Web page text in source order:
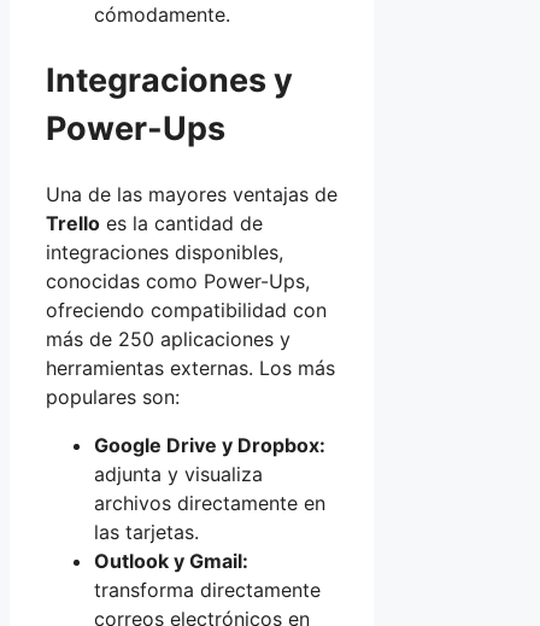
cómodamente.
Integraciones y
Power-Ups
Una de las mayores ventajas de
Trello es la cantidad de
integraciones disponibles,
conocidas como Power-Ups,
ofreciendo compatibilidad con
más de 250 aplicaciones y
herramientas externas. Los más
populares son:
Google Drive y Dropbox:
adjunta y visualiza
archivos directamente en
las tarjetas.
Outlook y Gmail:
transforma directamente
correos electrónicos en